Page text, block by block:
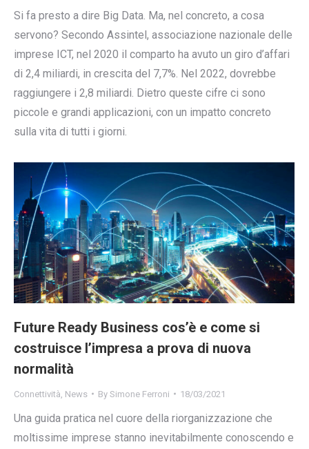
Si fa presto a dire Big Data. Ma, nel concreto, a cosa
servono? Secondo Assintel, associazione nazionale delle
imprese ICT, nel 2020 il comparto ha avuto un giro d’affari
di 2,4 miliardi, in crescita del 7,7%. Nel 2022, dovrebbe
raggiungere i 2,8 miliardi. Dietro queste cifre ci sono
piccole e grandi applicazioni, con un impatto concreto
sulla vita di tutti i giorni.
Future Ready Business cos’è e come si
costruisce l’impresa a prova di nuova
normalità
Connettività News By Simone Ferroni 18/03/2021
Una guida pratica nel cuore della riorganizzazione che
moltissime imprese stanno inevitabilmente conoscendo e